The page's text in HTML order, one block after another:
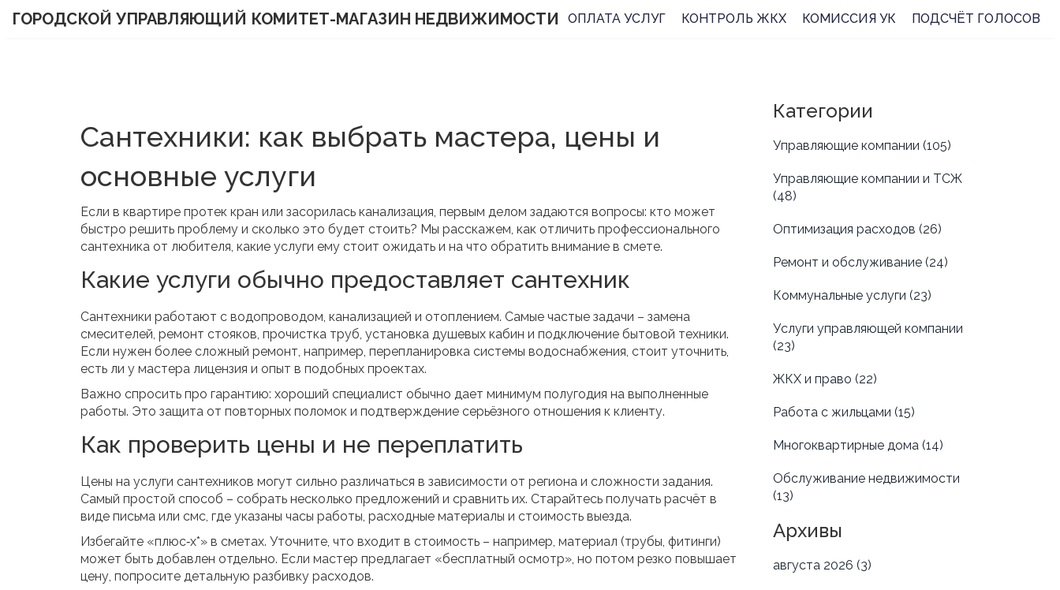
ГОРОДСКОЙ УПРАВЛЯЮЩИЙ КОМИТЕТ-МАГАЗИН НЕДВИЖИМОСТИ ОПЛАТА УСЛУГ КОНТРОЛЬ ЖКХ КОМИССИЯ УК ПОДСЧЁТ ГОЛОСОВ
Сантехники: как выбрать мастера, цены и
основные услуги
Если в квартире протек кран или засорилась канализация, первым делом задаются вопросы: кто может
быстро решить проблему и сколько это будет стоить? Мы расскажем, как отличить профессионального
сантехника от любителя, какие услуги ему стоит ожидать и на что обратить внимание в смете.
Какие услуги обычно предоставляет сантехник
Сантехники работают с водопроводом, канализацией и отоплением. Самые частые задачи – замена
смесителей, ремонт стояков, прочистка труб, установка душевых кабин и подключение бытовой техники.
Если нужен более сложный ремонт, например, перепланировка системы водоснабжения, стоит уточнить,
есть ли у мастера лицензия и опыт в подобных проектах.
Важно спросить про гарантию: хороший специалист обычно дает минимум полугодия на выполненные
работы. Это защита от повторных поломок и подтверждение серьёзного отношения к клиенту.
Как проверить цены и не переплатить
Цены на услуги сантехников могут сильно различаться в зависимости от региона и сложности задания.
Самый простой способ – собрать несколько предложений и сравнить их. Старайтесь получать расчёт в
виде письма или смс, где указаны часы работы, расходные материалы и стоимость выезда.
Избегайте «плюс‑х*» в сметах. Уточните, что входит в стоимость – например, материал (трубы, фитинги)
может быть добавлен отдельно. Если мастер предлагает «бесплатный осмотр», но потом резко повышает
цену, попросите детальную разбивку расходов.
Категории
Управляющие компании (105)
Управляющие компании и ТСЖ
(48)
Оптимизация расходов (26)
Ремонт и обслуживание (24)
Коммунальные услуги (23)
Услуги управляющей компании
(23)
ЖКХ и право (22)
Работа с жильцами (15)
Многоквартирные дома (14)
Обслуживание недвижимости
(13)
Архивы
августа 2026 (3)